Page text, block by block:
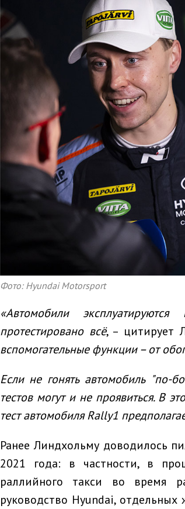
Фото: Hyundai Motorsport
«Автомобили
протестировано всё, – цитирует
вспомогательные функции–от
Если не гонять автомобиль "по-
тестов могут и не проявиться. В
тест автомобиля Rally1
Ранее Линдхольму доводилось
2021 года: в частности, в
раллийного такси во время
руководство Hyundai,